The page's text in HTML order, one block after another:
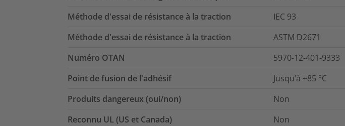
Méthode d'essai de résistance à la traction
IEC 93
Méthode d'essai de résistance à la traction
ASTM D2671
Numéro OTAN
5970-12-401-9333
Point de fusion de l'adhésif
Jusqu’à +85 °C
Produits dangereux (oui/non)
Non
Reconnu UL (US et Canada)
Non